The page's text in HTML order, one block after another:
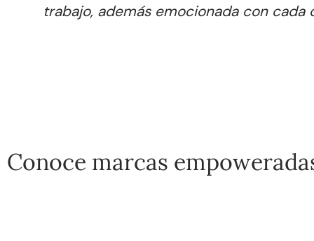
hadas..
Conoce marcas